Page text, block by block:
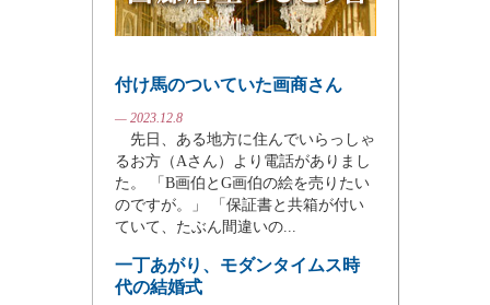
付け馬のついていた画商さん
— 2023.12.8
先日、ある地方に住んでいらっしゃ
るお方（Aさん）より電話がありまし
た。 「B画伯とG画伯の絵を売りたい
のですが。」 「保証書と共箱が付い
ていて、たぶん間違いの...
一丁あがり、モダンタイムス時
代の結婚式